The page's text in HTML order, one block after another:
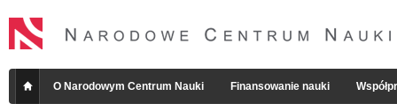
O Narodowym Centrum Nauki Finansowanie nauki